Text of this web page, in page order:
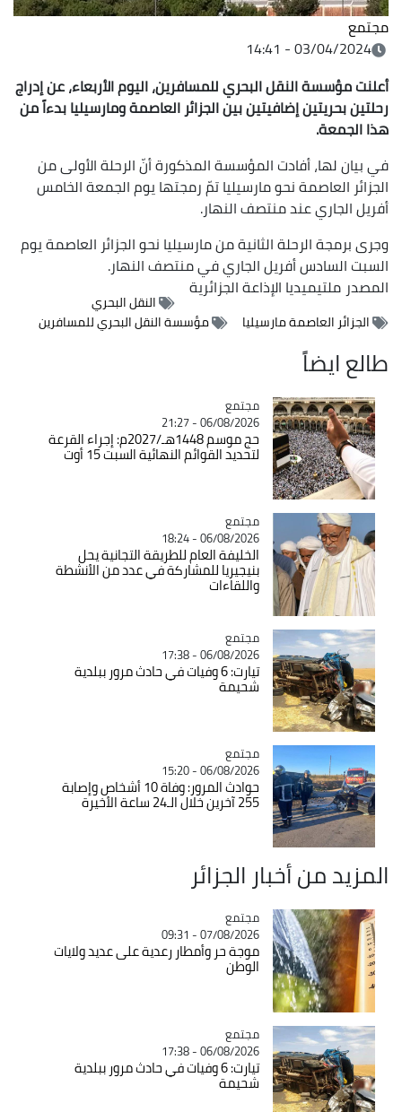
مجتمع
03/04/2024 - 14:41
أعلنت مؤسسة النقل البحري للمسافرين، اليوم الأربعاء، عنإدراج
رحلتين بحريتين إضافيتين بين الجزائر العاصمة ومارسيليا بدءاً من
هذا الجمعة.
في بيان لها، أفادت المؤسسة المذكورة أنّ الرحلة الأولى من
الجزائر العاصمة نحو مارسيليا تمّ رمجتها يوم الجمعة الخامس
أفريل الجاري عند منتصف النهار.
وجرى برمجة الرحلة الثانية من مارسيليا نحو الجزائر العاصمة يوم
السبت السادس أفريل الجاري في منتصف النهار.
المصدرملتيميديا الإذاعة الجزائرية
النقل البحري
الجزائر العاصمة مارسيليا
مؤسسة النقل البحري للمسافرين
طالع ايضاً
Catégorie
مجتمع
06/08/2026 - 21:27
حج موسم 1448هـ/2027م: إجراء القرعة
لتحديد القوائم النهائية السبت 15 أوت
Catégorie
مجتمع
06/08/2026 - 18:24
الخليفة العام للطريقة التجانية يحل
بنيجيريا للمشاركة في عدد من الأنشطة
واللقاءات
Catégorie
مجتمع
06/08/2026 - 17:38
تيارت: 6 وفيات في حادث مرور ببلدية
شحيمة
Catégorie
مجتمع
06/08/2026 - 15:20
حوادث المرور: وفاة 10 أشخاص وإصابة
255 آخرين خلال الـ24 ساعة الأخيرة
المزيد من أخبار الجزائر
Catégorie
مجتمع
07/08/2026 - 09:31
موجة حر وأمطار رعدية على عديد ولايات
الوطن
Catégorie
مجتمع
06/08/2026 - 17:38
تيارت: 6 وفيات في حادث مرور ببلدية
شحيمة